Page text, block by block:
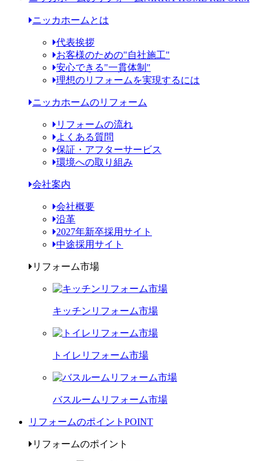
ニッカホームとは
代表挨拶
お客様のための"自社施工"
安心できる"一貫体制"
理想のリフォームを実現するには
ニッカホームのリフォーム
リフォームの流れ
よくある質問
保証・アフターサービス
環境への取り組み
会社案内
会社概要
沿革
2027年新卒採用サイト
中途採用サイト
リフォーム市場
キッチンリフォーム市場
トイレリフォーム市場
バスルームリフォーム市場
リフォームのポイント POINT
リフォームのポイント